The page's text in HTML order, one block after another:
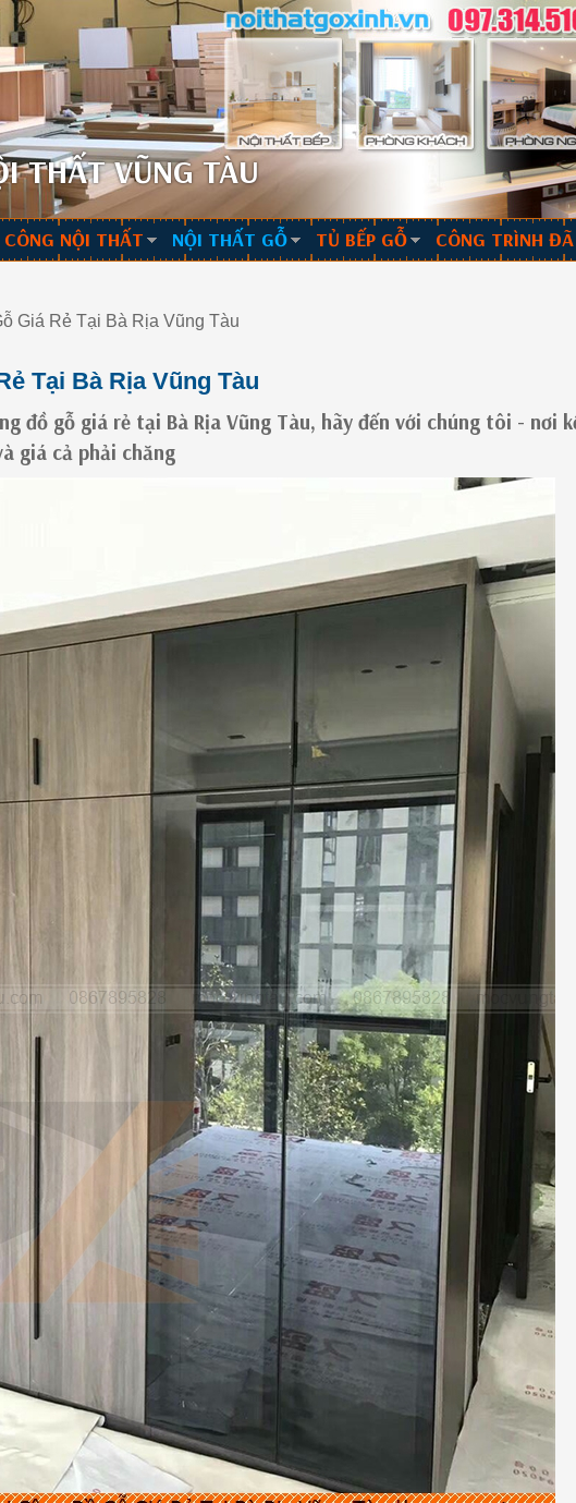
THẤT VŨNG TÀU
NỘI THẤT NỘI THẤT GỖ TỦ BẾP GỖ CÔNG TRÌNH
Giá Rẻ Tại Bà Rịa Vũng Tàu
Tại Bà Rịa Vũng Tàu
đồ gỗ giá rẻ tại Bà Rịa Vũng Tàu, hãy đến với chúng tôi - nơi
giá cả phải chăng